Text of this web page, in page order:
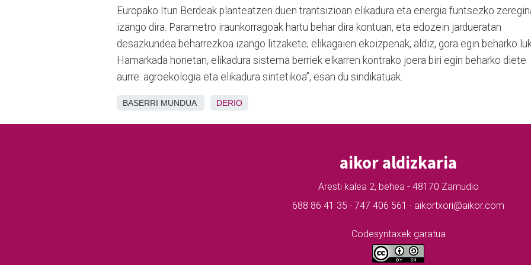
Europako Itun Berdeak planteatzen duen trantsizioan elikadura eta energia funtsezko
izango dira. Parametro iraunkorragoak hartu behar dira kontuan, eta edozein jardueratan
desazkundea beharrezkoa izango litzakete; elikagaien ekoizpenak, aldiz, gora egin beharko
Hamarkada honetan, elikadura sistema berriek elkarren kontrako joera biri egin beharko diete
aurre: agroekologia eta elikadura sintetikoa”, esan du sindikatuak.
BASERRI MUNDUA DERIO
aikor aldizkaria
Aresti kalea 2, behea - 48170 Zamudio
688 86 41 35 · 747 406 561 · aikortxori@aikor.com
Codesyntaxek garatua